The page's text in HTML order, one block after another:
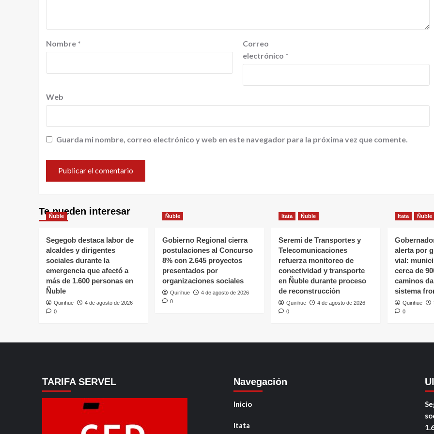
Nombre *
Correo
electrónico *
Web
Guarda mi nombre, correo electrónico y web en este navegador para la próxima vez que comente.
Te pueden interesar
Ñuble
Segegob destaca labor de
alcaldes y dirigentes
sociales durante la
emergencia que afectó a
más de 1.600 personas en
Ñuble
Quirihue
4 de agosto de 2026
0
Ñuble
Gobierno Regional cierra
postulaciones al Concurso
8% con 2.645 proyectos
presentados por
organizaciones sociales
Quirihue
4 de agosto de 2026
0
Itata Ñuble
Seremi de Transportes y
Telecomunicaciones
refuerza monitoreo de
conectividad y transporte
en Ñuble durante proceso
de reconstrucción
Quirihue
4 de agosto de 2026
0
Itata Ñuble
alerta por
vial:
cerca de
caminos
sistema
Quirihue
0
TARIFA SERVEL Navegación
Inicio
Itata